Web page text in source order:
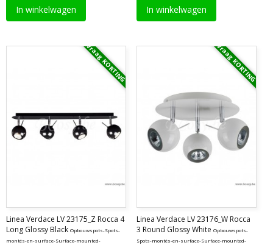
In winkelwagen In winkelwagen
Vraag KORTING
Linea Verdace LV 23175_Z Rocca 4
Long Glossy Black Opbouwspots-Spots-
montés-en-surface-Surface-mounted-
Vraag KORTING
Linea Verdace LV 23176_W Rocca
3 Round Glossy White Opbouwspots-
Spots-montés-en-surface-Surface-mounted-